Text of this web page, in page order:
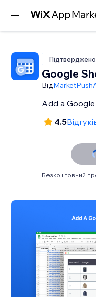
Google
Від
Add a
4.5
Безкоштовний